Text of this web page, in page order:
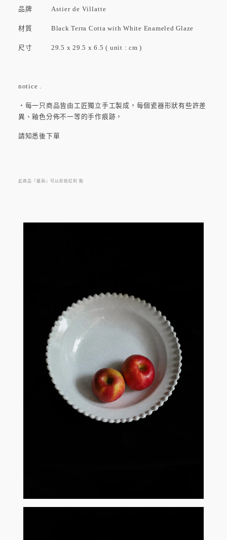
品牌 Astier de Villatte
材質 Black Terra Cotta with White Enameled Glaze
尺寸 29.5 x 29.5 x 6.5 ( unit : cm )
notice .
・每一只商品皆由工匠獨立手工製成，每個瓷器形狀有些許差
異、釉色分佈不一等的手作痕跡，
請知悉後下單
此商品『最高』可以折抵紅利 點